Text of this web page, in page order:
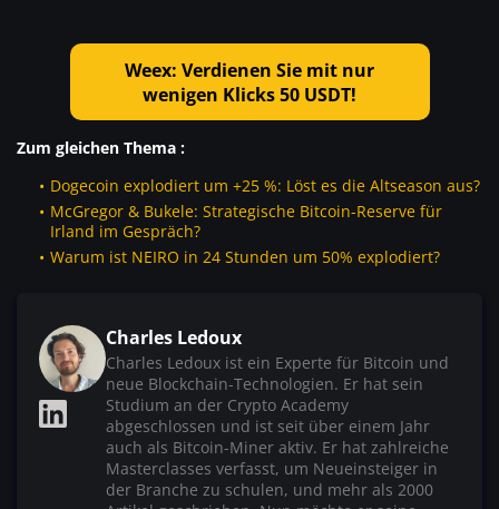
Weex: Verdienen Sie mit nur
wenigen Klicks 50 USDT!
Zum gleichen Thema :
Dogecoin explodiert um +25 %: Löst es die Altseason aus?
McGregor & Bukele: Strategische Bitcoin-Reserve für
Irland im Gespräch?
Warum ist NEIRO in 24 Stunden um 50% explodiert?
Charles Ledoux
Charles Ledoux ist ein Experte für Bitcoin und
neue Blockchain-Technologien. Er hat sein
Studium an der Crypto Academy
abgeschlossen und ist seit über einem Jahr
auch als Bitcoin-Miner aktiv. Er hat zahlreiche
Masterclasses verfasst, um Neueinsteiger in
der Branche zu schulen, und mehr als 2000